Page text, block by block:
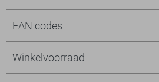
EAN codes
Winkelvoorraad